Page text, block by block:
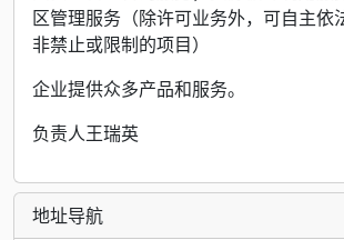
区管理服务（除许可业务外，可自主依
非禁止或限制的项目）
企业提供众多产品和服务。
负责人王瑞英
地址导航